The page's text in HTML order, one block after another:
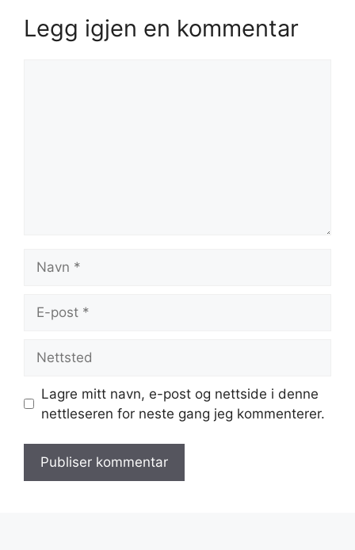
Legg igjen en kommentar
post
Lagre mitt navn, e-post og nettside i denne
nettleseren for neste gang jeg kommenterer.